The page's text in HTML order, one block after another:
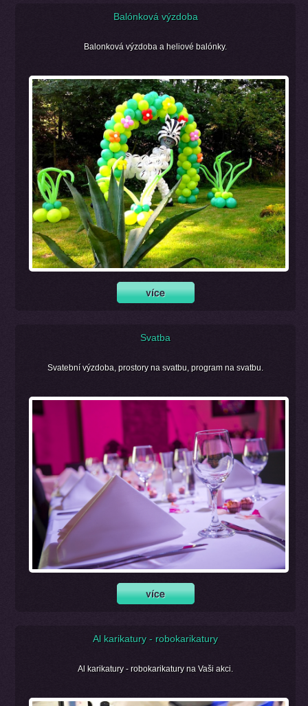
Balónková výzdoba
Balonková výzdoba a heliové balónky.
Svatba
Svatební výzdoba, prostory na svatbu, program na svatbu.
Al karikatury - robokarikatury
Al karikatury - robokarikatury na Vaši akci.